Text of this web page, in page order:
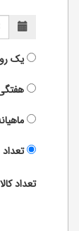
یک
تعداد
تعداد